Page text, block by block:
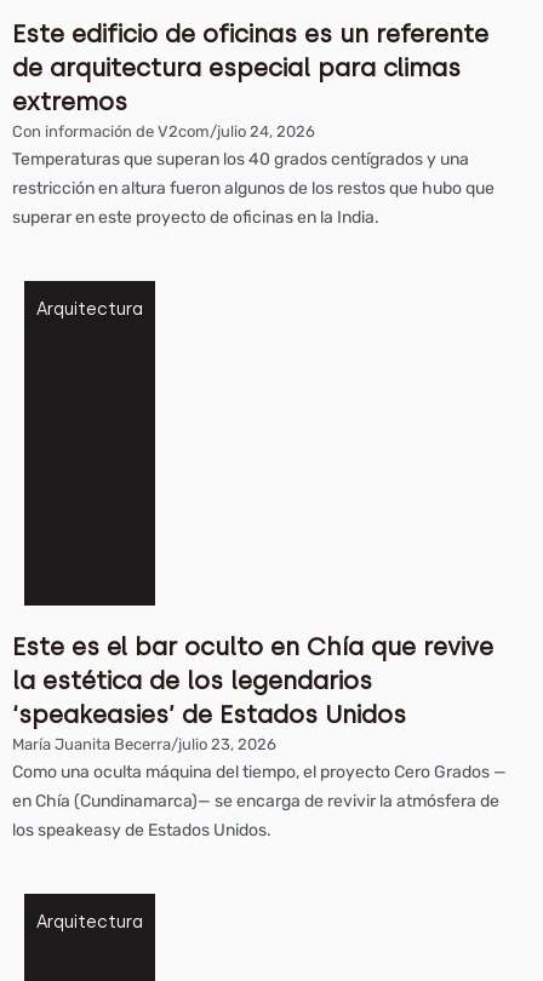
Este edificio de oficinas es un referente
de arquitectura especial para climas
extremos
Con información de V2com/julio 24, 2026
Temperaturas que superan los 40 grados centígrados y una
restricción en altura fueron algunos de los restos que hubo que
superar en este proyecto de oficinas en la India.
Arquitectura
Este es el bar oculto en Chía que revive
la estética de los legendarios
‘speakeasies’ de Estados Unidos
María Juanita Becerra/julio 23, 2026
Como una oculta máquina del tiempo, el proyecto Cero Grados —
en Chía (Cundinamarca)— se encarga de revivir la atmósfera de
los speakeasy de Estados Unidos.
Arquitectura